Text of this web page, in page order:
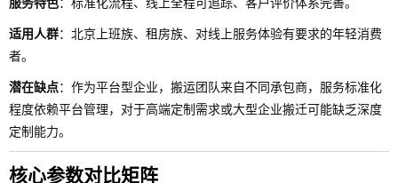
适用人群：北京上班族、租房族、对线上服务体验有要求的年轻消费
者。
潜在缺点：作为平台型企业，搬运团队来自不同承包商，服务标准化
程度依赖平台管理，对于高端定制需求或大型企业搬迁可能缺乏深度
定制能力。
核心参数对比矩阵